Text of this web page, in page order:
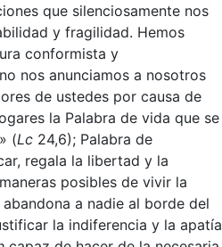
que silenciosamente nos
y fragilidad. Hemos
conformista y
nos anunciamos a nosotros
de ustedes por causa de
la Palabra de vida que se
(Lc 24,6); Palabra de
regala la libertad y la
posibles de vivir la
a nadie al borde del
la indiferencia y la apatía